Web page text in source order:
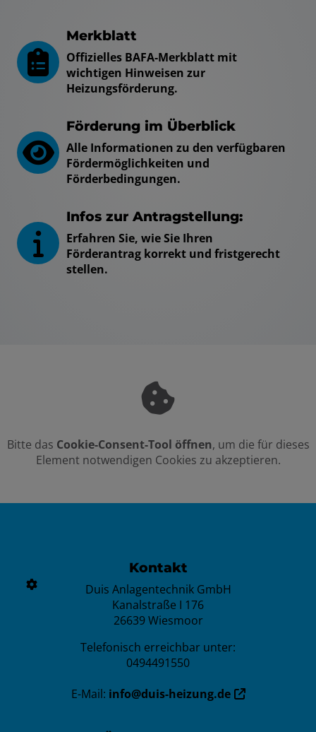
Merkblatt
Offizielles BAFA-Merkblatt mit
wichtigen Hinweisen zur
Heizungsförderung.
Förderung im Überblick
Alle Informationen zu den verfügbaren
Fördermöglichkeiten und
Förderbedingungen.
Infos zur Antragstellung:
Erfahren Sie, wie Sie Ihren
Förderantrag korrekt und fristgerecht
stellen.
Bitte das Cookie-Consent-Tool öffnen, um die für dieses
Element notwendigen Cookies zu akzeptieren.
Kontakt
Duis Anlagentechnik GmbH
Kanalstraße I 176
26639 Wiesmoor
Telefonisch erreichbar unter:
0494491550
E-Mail: info@duis-heizung.de